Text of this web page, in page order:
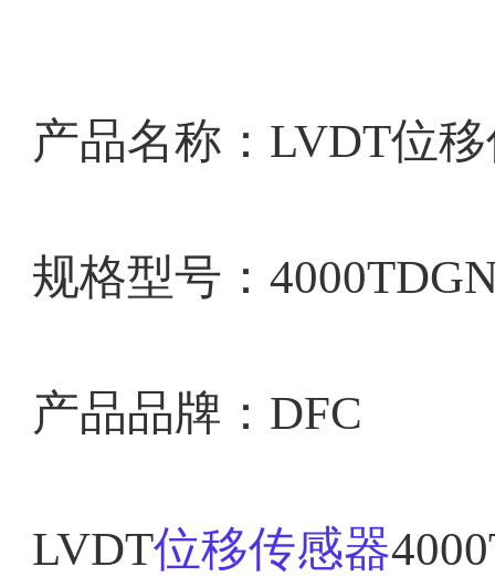
产品名称： LVDT位
规格型号：
产品品牌：DFC
LVDT位移传感器